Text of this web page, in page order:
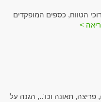
הטווח, כספים המופקדים
>
תאונה וכו'.., הגנה על